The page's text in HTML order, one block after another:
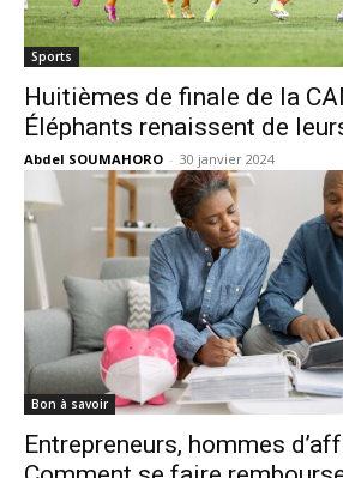
Sports
Huitièmes de finale de la
Éléphants renaissent de
Abdel SOUMAHORO - 30 janvier 2024
Bon à savoir
Entrepreneurs, hommes